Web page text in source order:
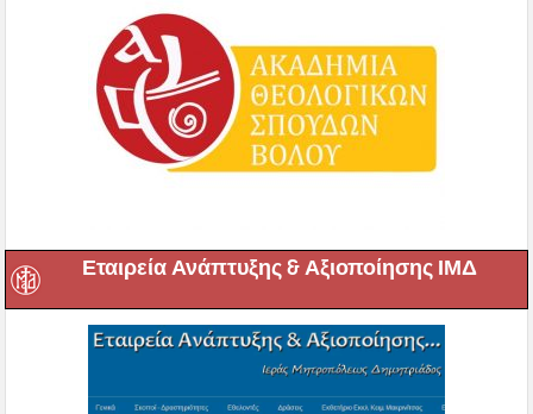
Εταιρεία Ανάπτυξης & Αξιοποίησης ΙΜΔ